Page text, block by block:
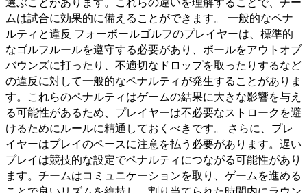
ムは試合に効果的に備えることができます。 一般的なペナ
ルティと違反 フォーボールゴルフのプレイヤーは、標準的
なゴルフルールを遵守する必要があり、ボールをアウトオブ
バウンズに打ったり、不適切なドロップを取ったりするなど
の違反に対して一般的なペナルティが発生することがありま
す。これらのペナルティはゲームの結果に大きな影響を与え
る可能性があるため、プレイヤーは不必要なストロークを避
けるためにルールに精通しておくべきです。 さらに、プレ
イヤーはプレイのペースに注意を払う必要があります。遅い
プレイは競技的な設定でペナルティにつながる可能性があり
ます。チームはコミュニケーションを取り、ゲームを進める